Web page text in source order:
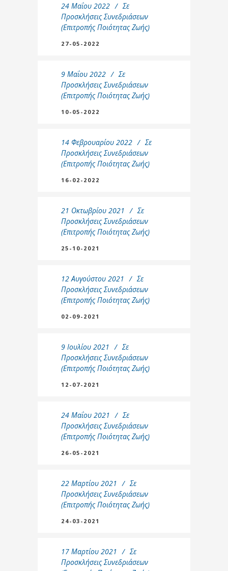
24 Μαΐου 2022
Σε
Προσκλήσεις Συνεδριάσεων
(Επιτροπής Ποιότητας Ζωής)
27-05-2022
9 Μαΐου 2022
Σε
Προσκλήσεις Συνεδριάσεων
(Επιτροπής Ποιότητας Ζωής)
10-05-2022
14 Φεβρουαρίου 2022
Σε
Προσκλήσεις Συνεδριάσεων
(Επιτροπής Ποιότητας Ζωής)
16-02-2022
21 Οκτωβρίου 2021
Σε
Προσκλήσεις Συνεδριάσεων
(Επιτροπής Ποιότητας Ζωής)
25-10-2021
12 Αυγούστου 2021
Σε
Προσκλήσεις Συνεδριάσεων
(Επιτροπής Ποιότητας Ζωής)
02-09-2021
9 Ιουλίου 2021
Σε
Προσκλήσεις Συνεδριάσεων
(Επιτροπής Ποιότητας Ζωής)
12-07-2021
24 Μαΐου 2021
Σε
Προσκλήσεις Συνεδριάσεων
(Επιτροπής Ποιότητας Ζωής)
26-05-2021
22 Μαρτίου 2021
Σε
Προσκλήσεις Συνεδριάσεων
(Επιτροπής Ποιότητας Ζωής)
24-03-2021
17 Μαρτίου 2021
Σε
Προσκλήσεις Συνεδριάσεων